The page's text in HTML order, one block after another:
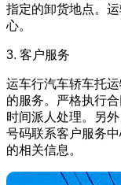
指定的卸货地点。
心。
3. 客户服务
运车行汽车轿车托
的服务。严格执行
时间派人处理。另
号码联系客户服务
的相关信息。